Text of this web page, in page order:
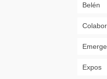
Belén
Expos